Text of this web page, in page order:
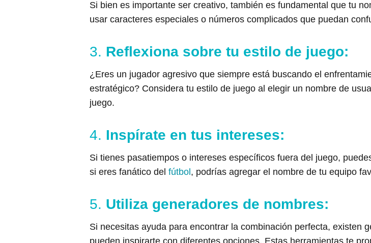
Si bien es importante ser creativo, también es fundamental que tu
usar caracteres especiales o números complicados que puedan
3. Reflexiona sobre tu estilo de juego:
¿Eres un jugador agresivo que siempre está buscando el
estratégico? Considera tu estilo de juego al elegir un nombre de
juego.
4. Inspírate en tus intereses:
Si tienes pasatiempos o intereses específicos fuera del juego,
si eres fanático del fútbol , podrías agregar el nombre de tu equipo
5. Utiliza generadores de nombres:
Si necesitas ayuda para encontrar la combinación perfecta, existen
pueden inspirarte con diferentes opciones. Estas herramientas te